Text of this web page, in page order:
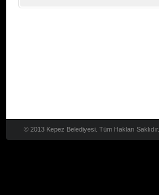
© 2013 Kepez Belediyesi. Tüm Hakları Saklıdır.